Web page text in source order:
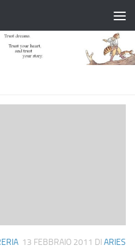
13 FEBBRAIO 2011 DI ARIES